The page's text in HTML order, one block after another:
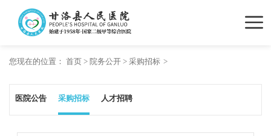
您现在的位置： 首页 > 院务公开 > 采购招标
医院公告 采购招标 人才招聘